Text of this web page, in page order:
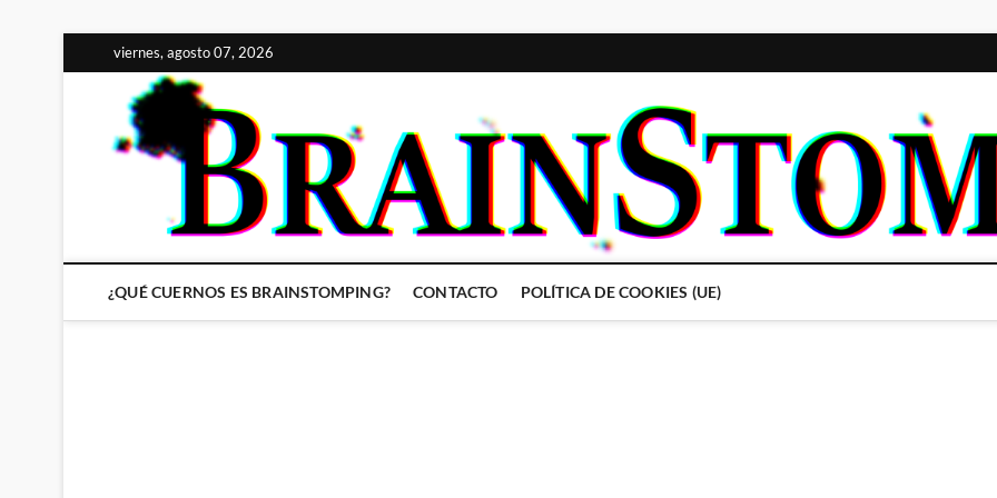
al
contenido
viernes, agosto 07, 2026
¿QUÉ CUERNOS ES BRAINSTOMPING? CONTACTO POLÍTICA DE COOKIES (UE)